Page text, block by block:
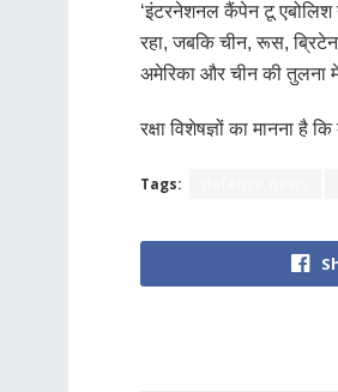
‘इंटरनेशनल कैंपेन टू एबोलिश
रहा, जबकि चीन, रूस,
अमेरिका और चीन की तुलना
रक्षा विशेषज्ञों का मानना
Tags: